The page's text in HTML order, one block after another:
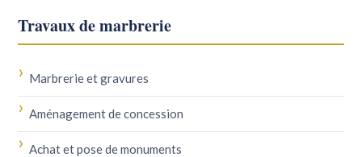
Travaux de marbrerie
Marbrerie et gravures
Aménagement de concession
Achat et pose de monuments